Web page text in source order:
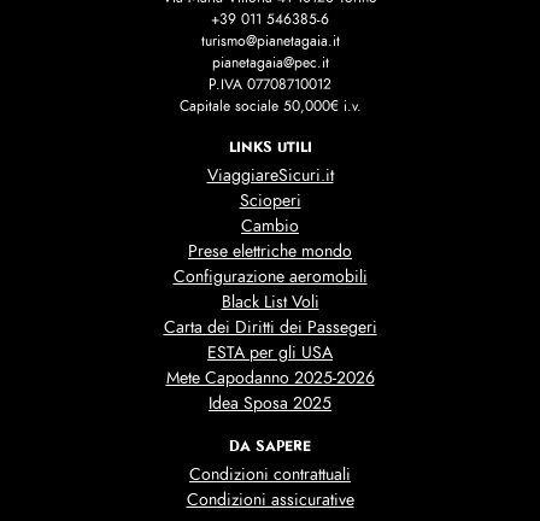
+39 011 546385-6
turismo@pianetagaia.it
pianetagaia@pec.it
P.IVA 07708710012
Capitale sociale 50,000€ i.v.
LINKS UTILI
ViaggiareSicuri.it
Scioperi
Cambio
Prese elettriche mondo
Configurazione aeromobili
Black List Voli
Carta dei Diritti dei Passegeri
ESTA per gli USA
Mete Capodanno 2025-2026
Idea Sposa 2025
DA SAPERE
Condizioni contrattuali
Condizioni assicurative